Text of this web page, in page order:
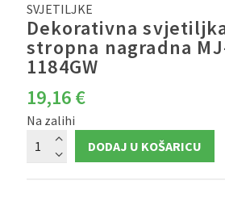
SVJETILJKE
Dekorativna
stropna nagradna
1184GW
19,16€
Na zalihi
Dekorativna
svjetiljka
stropna
DODAJ U KOŠARICU